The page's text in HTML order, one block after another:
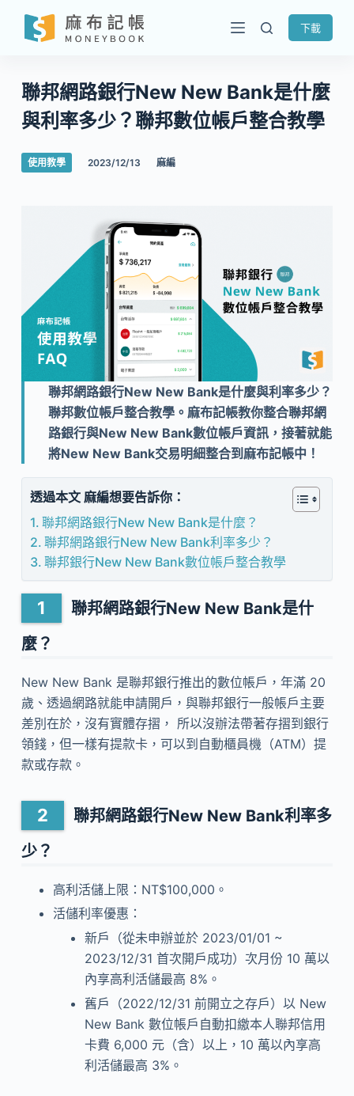
跳
至
要
內
容
下載
聯邦網路銀行New New Bank是什麼
與利率多少？聯邦數位帳戶整合教學
使用教學 2023/12/13 麻編
聯邦網路銀行New New Bank是什麼與利率多少？
聯邦數位帳戶整合教學。麻布記帳教你整合聯邦網
路銀行與New New Bank數位帳戶資訊，接著就能
將New New Bank交易明細整合到麻布記帳中！
透過本文 麻編想要告訴你：
聯邦網路銀行New New Bank是什麼？
聯邦網路銀行New New Bank利率多少？
聯邦銀行New New Bank數位帳戶整合教學
聯邦網路銀行New New Bank是什
麼？
New New Bank 是聯邦銀行推出的數位帳戶，年滿 20
歲、透過網路就能申請開戶，與聯邦銀行一般帳戶主要
差別在於，沒有實體存摺， 所以沒辦法帶著存摺到銀行
領錢，但一樣有提款卡，可以到自動櫃員機（ATM）提
款或存款。
聯邦網路銀行New New Bank利率多
少？
高利活儲上限：NT$100,000。
活儲利率優惠：
新戶（從未申辦並於 2023/01/01 ~
2023/12/31 首次開戶成功）次月份 10 萬以
內享高利活儲最高 8%。
舊戶（2022/12/31 前開立之存戶）以 New
New Bank 數位帳戶自動扣繳本人聯邦信用
卡費 6,000 元（含）以上，10 萬以內享高
利活儲最高 3%。